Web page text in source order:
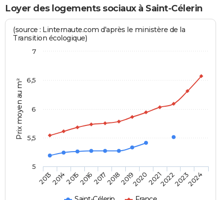
Loyer des logements sociaux à Saint-Célerin
Prix moyen au m²
(source : Linternaute.com d'après le ministère de la
Transition écologique)
201320142015201620172018201920202021202220232024
5
5,5
6
6,5
7